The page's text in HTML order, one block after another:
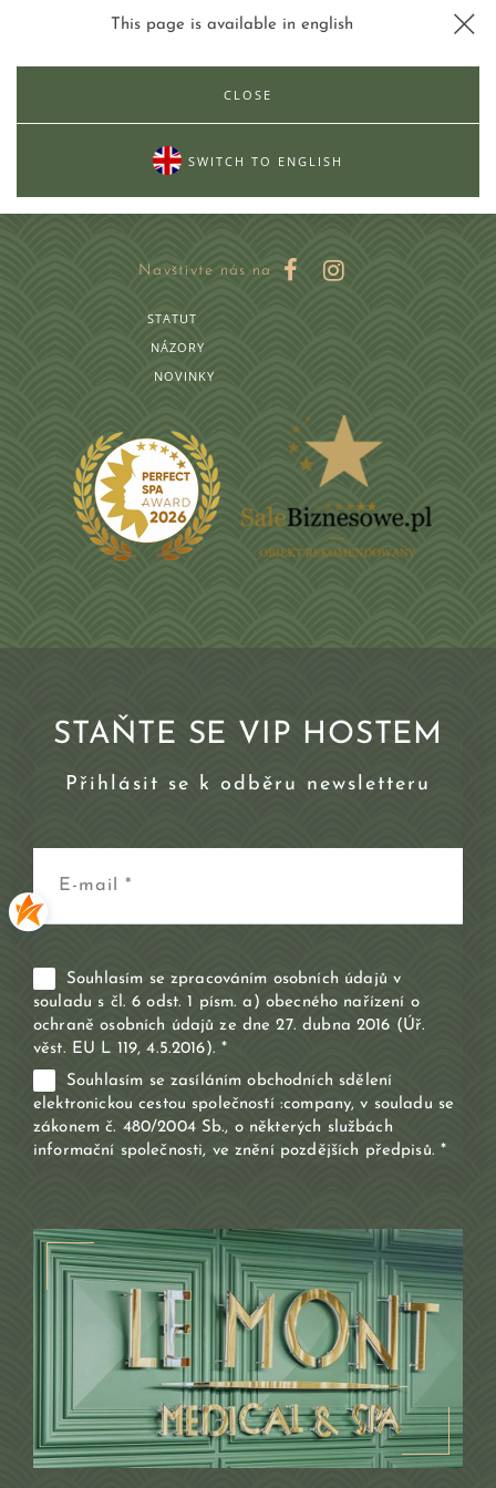
POKOJE
BALÍČKY
RESTAURACE A VEČÍRKY
MEDI&SPA
NOVINKY
KONTAKTOVAT
Le Mont Medical & Spa
Navštivte nás na
STATUT
NÁZORY
NOVINKY
STAŇTE SE VIP HOSTEM
Přihlásit se k odběru newsletteru
Souhlasím se zpracováním osobních údajů v
souladu s čl. 6 odst. 1 písm. a) obecného nařízení o
ochraně osobních údajů ze dne 27. dubna 2016 (Úř.
věst. EU L 119, 4.5.2016). *
Souhlasím se zasíláním obchodních sdělení
elektronickou cestou společností :company, v souladu se
zákonem č. 480/2004 Sb., o některých službách
informační společnosti, ve znění pozdějších předpisů. *
This page is available in english
CLOSE
SWITCH TO ENGLISH